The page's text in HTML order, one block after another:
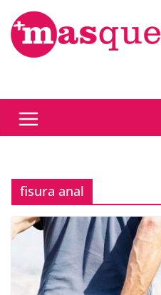
Saltar
contenido
fisura anal